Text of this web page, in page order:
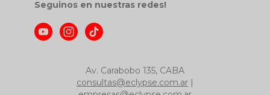
Seguinos en nuestras redes!
Av. Carabobo 135, CABA
consultas@eclypse.com.ar |